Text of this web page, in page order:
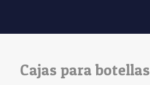
Cajas para botellas